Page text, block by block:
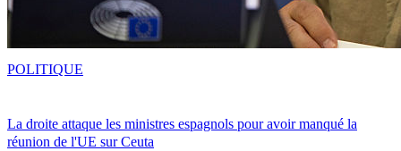
La droite attaque les ministres espagnols pour avoir manqué la
réunion de l'UE sur Ceuta
POLITIQUE